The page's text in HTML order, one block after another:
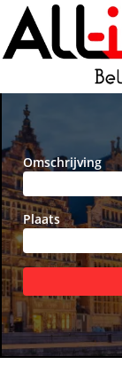
Omschrijving
Plaats